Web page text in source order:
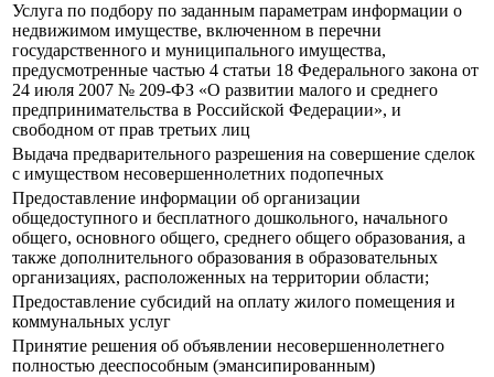
Услуга по подбору по заданным параметрам информации о
недвижимом имуществе, включенном в перечни
государственного и муниципального имущества,
предусмотренные частью 4 статьи 18 Федерального закона от
24 июля 2007 № 209-ФЗ «О развитии малого и среднего
предпринимательства в Российской Федерации», и
свободном от прав третьих лиц
Выдача предварительного разрешения на совершение сделок
с имуществом несовершеннолетних подопечных
Предоставление информации об организации
общедоступного и бесплатного дошкольного, начального
общего, основного общего, среднего общего образования, а
также дополнительного образования в образовательных
организациях, расположенных на территории области;
Предоставление субсидий на оплату жилого помещения и
коммунальных услуг
Принятие решения об объявлении несовершеннолетнего
полностью дееспособным (эмансипированным)